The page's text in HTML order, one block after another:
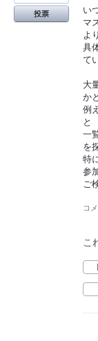
い
マ
よ
具
て
大
か
例
と
一
を
特
参
ご
投票
コ
こ